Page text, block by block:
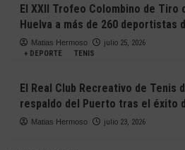
El XXII Trofeo Colombino de Tiro
Huelva a más de 260 deportistas
Matias Hermoso
julio 25, 2026
+ DEPORTE
TENIS
El Real Club Recreativo de Tenis
respaldo del Puerto tras el éxito
Matias Hermoso julio 23, 2026